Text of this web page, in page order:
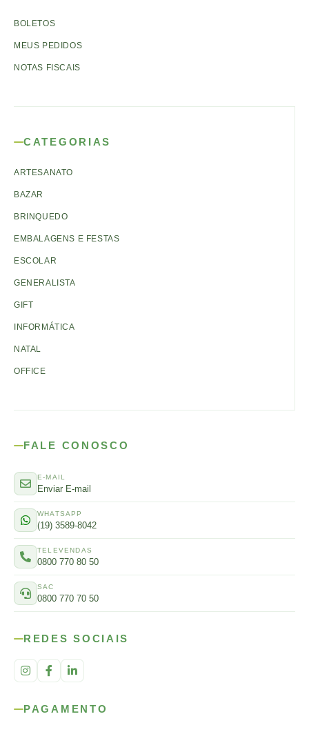
BOLETOS
MEUS PEDIDOS
NOTAS FISCAIS
CATEGORIAS
ARTESANATO
BAZAR
BRINQUEDO
EMBALAGENS E FESTAS
ESCOLAR
GENERALISTA
GIFT
INFORMÁTICA
NATAL
OFFICE
FALE CONOSCO
E-MAIL
Enviar E-mail
WHATSAPP
(19) 3589-8042
TELEVENDAS
0800 770 80 50
SAC
0800 770 70 50
REDES SOCIAIS
PAGAMENTO